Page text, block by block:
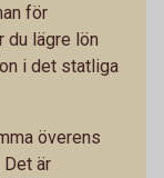
för
du lägre lön
i det statliga
överens
är